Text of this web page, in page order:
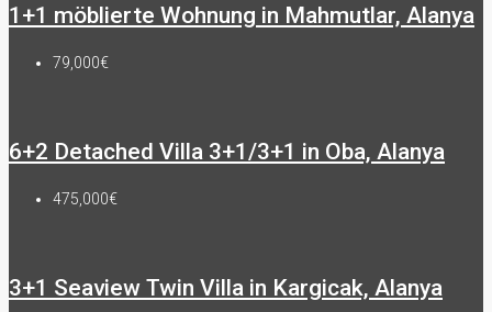
1+1 möblierte Wohnung in Mahmutlar, Alanya
79,000€
6+2 Detached Villa 3+1/3+1 in Oba, Alanya
475,000€
3+1 Seaview Twin Villa in Kargicak, Alanya